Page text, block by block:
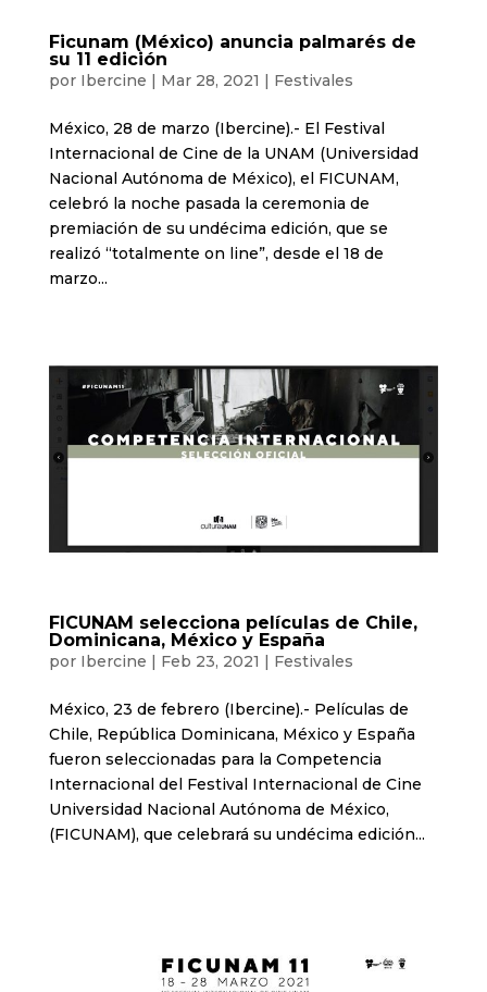
Ficunam (México) anuncia palmarés de
su 11 edición
por Ibercine Mar 28, 2021 Festivales
México, 28 de marzo (Ibercine).- El Festival
Internacional de Cine de la UNAM (Universidad
Nacional Autónoma de México), el FICUNAM,
celebró la noche pasada la ceremonia de
premiación de su undécima edición, que se
realizó “totalmente on line”, desde el 18 de
marzo...
FICUNAM selecciona películas de Chile,
Dominicana, México y España
por Ibercine | Feb 23, 2021 | Festivales
México, 23 de febrero (Ibercine).- Películas de
Chile, República Dominicana, México y España
fueron seleccionadas para la Competencia
Internacional del Festival Internacional de Cine
Universidad Nacional Autónoma de México,
(FICUNAM), que celebrará su undécima edición...